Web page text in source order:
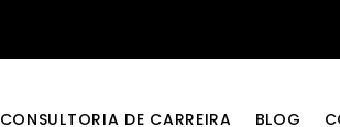
CONSULTORIA DE CARREIRA BLOG